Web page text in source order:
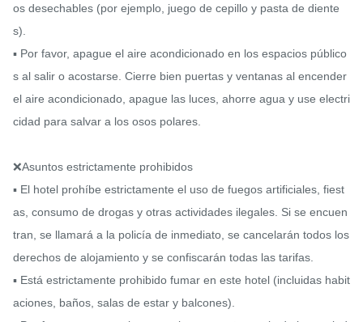
os desechables (por ejemplo, juego de cepillo y pasta de diente
s).
▪ Por favor, apague el aire acondicionado en los espacios público
s al salir o acostarse. Cierre bien puertas y ventanas al encender
el aire acondicionado, apague las luces, ahorre agua y use electri
cidad para salvar a los osos polares.
❌Asuntos estrictamente prohibidos
▪ El hotel prohíbe estrictamente el uso de fuegos artificiales, fiest
as, consumo de drogas y otras actividades ilegales. Si se encuen
tran, se llamará a la policía de inmediato, se cancelarán todos los
derechos de alojamiento y se confiscarán todas las tarifas.
▪ Está estrictamente prohibido fumar en este hotel (incluidas habit
aciones, baños, salas de estar y balcones).